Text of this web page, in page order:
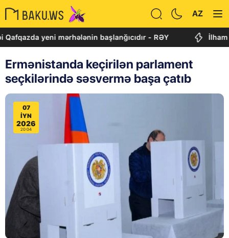
AZ
yeni mərhələnin başlanğıcıdır - RƏY İlham
Ermənistanda keçirilən parlament
seçkilərində səsvermə başa çatıb
07
IYN
2026
20:04